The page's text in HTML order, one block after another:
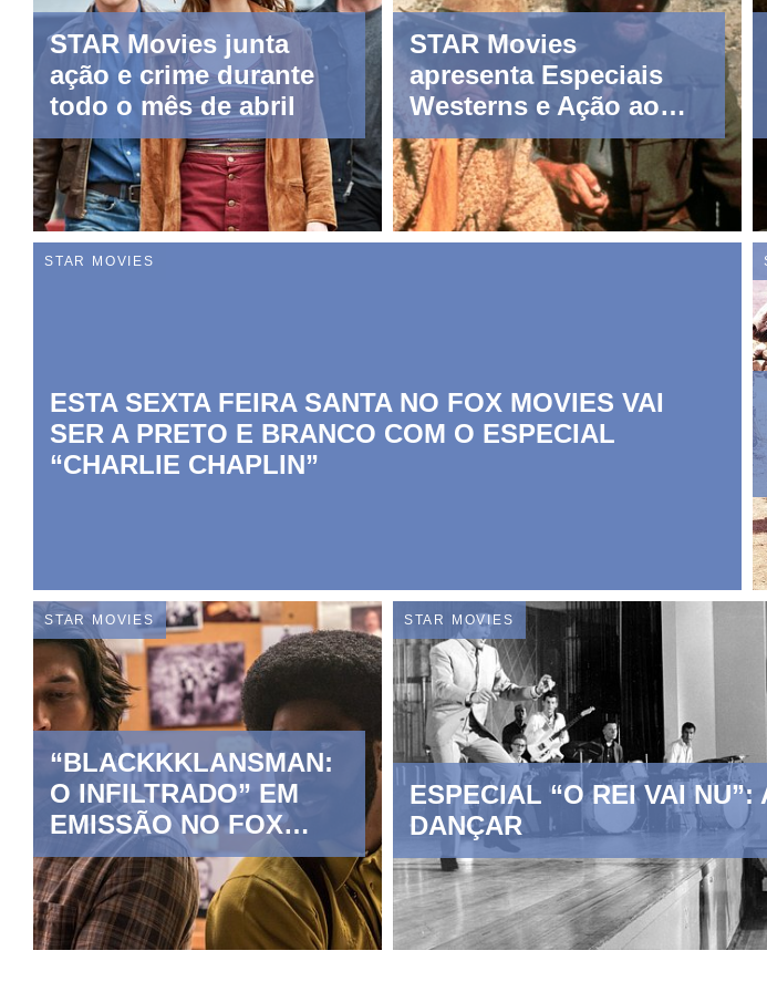
STAR Movies junta
ação e crime durante
todo o mês de abril
STAR Movies
apresenta Especiais
Westerns e Ação ao
longo de todo o mês
de fevereiro
STAR MOVIES
ESTA SEXTA FEIRA SANTA NO FOX MOVIES VAI
SER A PRETO E BRANCO COM O ESPECIAL
“CHARLIE CHAPLIN”
3 April 2023
STAR MOVIES
“BLACKKKLANSMAN:
O INFILTRADO” EM
EMISSÃO NO FOX
MOVIES
STAR MOVIES
ESPECIAL “O REI VAI NU”:
DANÇAR